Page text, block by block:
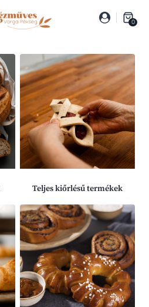
0
Teljes kiőrlésű termékek